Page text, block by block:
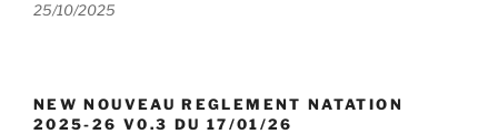
25/10/2025
NEW NOUVEAU REGLEMENT NATATION
2025-26 V0.3 DU 17/01/26